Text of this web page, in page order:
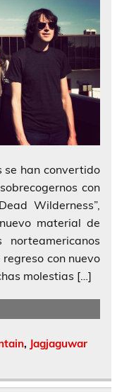
han convertido
con
Wilderness”,
material de
con nuevo
molestias […]
, Jagjaguwar